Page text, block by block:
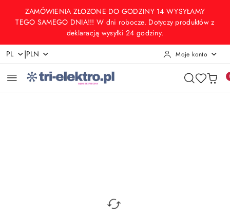
Przejdź do treści głównej
Przejdź do wyszukiwarki
Przejdź do moje konto
Przejdź do menu głównego
Przejdź do opisu produktu
Przejdź do stopki
ZAMÓWIENIA ZŁOZONE DO GODZINY 14 WYSYŁAMY
TEGO SAMEGO DNIA!!! W dni robocze. Dotyczy produktów z
deklaracją wysyłki 24 godziny.
PL |PLN Moje konto